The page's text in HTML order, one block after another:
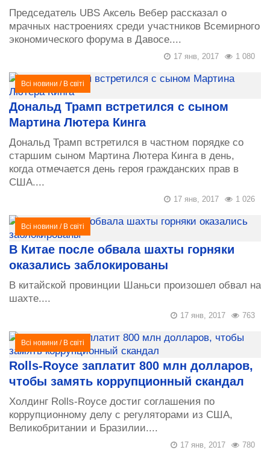
Председатель UBS Аксель Вебер рассказал о
мрачных настроениях среди участников Всемирного
экономического форума в Давосе....
1 080
17 янв, 2017
Всі новини / В світі
Дональд Трамп встретился с сыном
Мартина Лютера Кинга
Дональд Трамп встретился в частном порядке со
старшим сыном Мартина Лютера Кинга в день,
когда отмечается день героя гражданских прав в
США....
1 026
17 янв, 2017
Всі новини / В світі
В Китае после обвала шахты горняки
оказались заблокированы
В китайской провинции Шаньси произошел обвал на
шахте....
763
17 янв, 2017
Всі новини / В світі
Rolls-Royce заплатит 800 млн долларов,
чтобы замять коррупционный скандал
Холдинг Rolls-Royce достиг соглашения по
коррупционному делу с регуляторами из США,
Великобритании и Бразилии....
780
17 янв, 2017